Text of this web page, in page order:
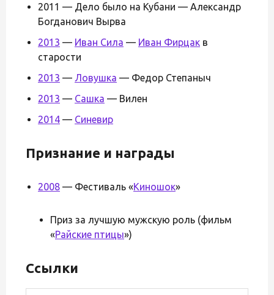
2011 — Дело было на Кубани — Александр
Богданович Вырва
2013 — Иван Сила — Иван Фирцак в
старости
2013 — Ловушка — Федор Степаныч
2013 — Сашка — Вилен
2014 — Синевир
Признание и награды
2008 — Фестиваль «Киношок»
Приз за лучшую мужскую роль (фильм
«Райские птицы»)
Ссылки